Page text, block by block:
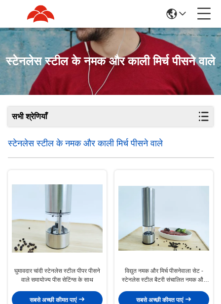
स्टेनलेस स्टील के नमक और काली मिर्च पीसने वाले
सभी श्रेणियाँ
स्टेनलेस स्टील के नमक और काली मिर्च पीसने वाले
घुमावदार चांदी स्टेनलेस स्टील पीपर पीसने
वाले समायोज्य पीस सेटिंग्स के साथ
सबसे अच्छी कीमत पाएं
विद्युत नमक और मिर्च पीसनेवाला सेट -
स्टेनलेस स्टील बैटरी संचालित नमक और
सबसे अच्छी कीमत पाएं